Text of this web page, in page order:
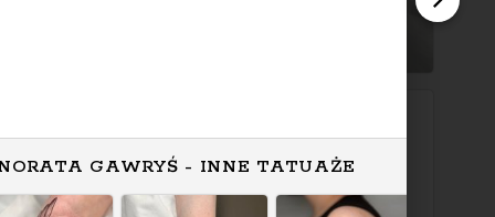
GAWRYŚ - INNE TATUAŻE